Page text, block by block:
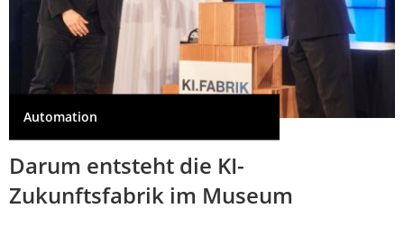
Automation
Darum entsteht die KI-
Zukunftsfabrik im Museum